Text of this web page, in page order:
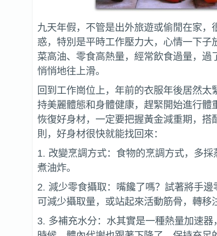
九天年假，不管是出外旅遊或偷閒在家，
惑，特別是平時工作壓力大，心情一下子
菜高油、零食高熱量，經常飲食過量，過
悄悄地往上滑。
回到工作崗位上，年前的衣服年後居然太
持美麗體態和身體健康，趕緊開始進行體
恢復好身材，一定要把握黃金減重期，搭
則，好身材很快就能找回來：
1. 改變烹調方式：食物的烹調方式，多採
煮油炸。
2. 減少零食攝取：嘴饞了嗎？試著將手邊
可減少攝取量，或站起來活動筋骨，轉移
3. 多補充水分：水其實是一種熱量加速器